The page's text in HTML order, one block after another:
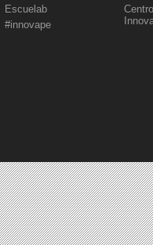
Escuelab
#innovape